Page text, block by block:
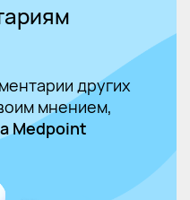
других
мнением,
Medpoint